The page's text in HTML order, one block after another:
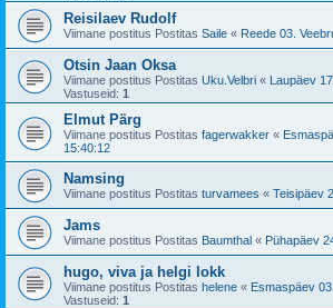
Reisilaev Rudolf
Viimane postitus Postitas Saile « Reede 03.
Otsin Jaan Oksa
Viimane postitus Postitas Uku.Velbri « Laupäev
Vastuseid: 1
Elmut Pärg
Viimane postitus Postitas fagerwakker «
15:40:12
Namsing
Viimane postitus Postitas turvamees « Teisipäev
Jams
Viimane postitus Postitas Baumthal « Pühapäev
hugo, viva ja helgi lokk
Viimane postitus Postitas helene « Esmaspäev
Vastuseid: 1